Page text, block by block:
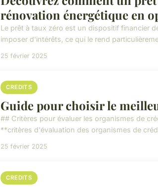
rénovation énergétique en
Le prêt à taux zéro est un dispositif financier
imposer d'intérêts, ce qui le rend
25 février 2025
CREDITS
Guide pour choisir le
## Critères pour évaluer les organismes de
**critères d'évaluation des organismes de
25 février 2025
CREDITS